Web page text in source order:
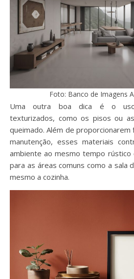
Foto: Banco de Imagens
Uma outra boa dica é o
texturizados, como os pisos ou
queimado. Além de proporcionarem
manutenção, esses materiais
ambiente ao mesmo tempo
para as áreas comuns como a sala
mesmo a cozinha.